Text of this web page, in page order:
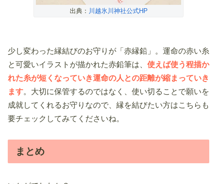
出典： 川越氷川神社公式HP
少し変わった縁結びのお守りが「赤縁鉛」。運命の赤い糸
と可愛いイラストが描かれた赤鉛筆は、 使えば使う程描か
れた糸が短くなっていき運命の人との距離が縮まっていき
ます。大切に保管するのではなく、使い切ることで願いを
成就してくれるお守りなので、縁を結びたい方はこちらも
要チェックしてみてくださいね。
まとめ